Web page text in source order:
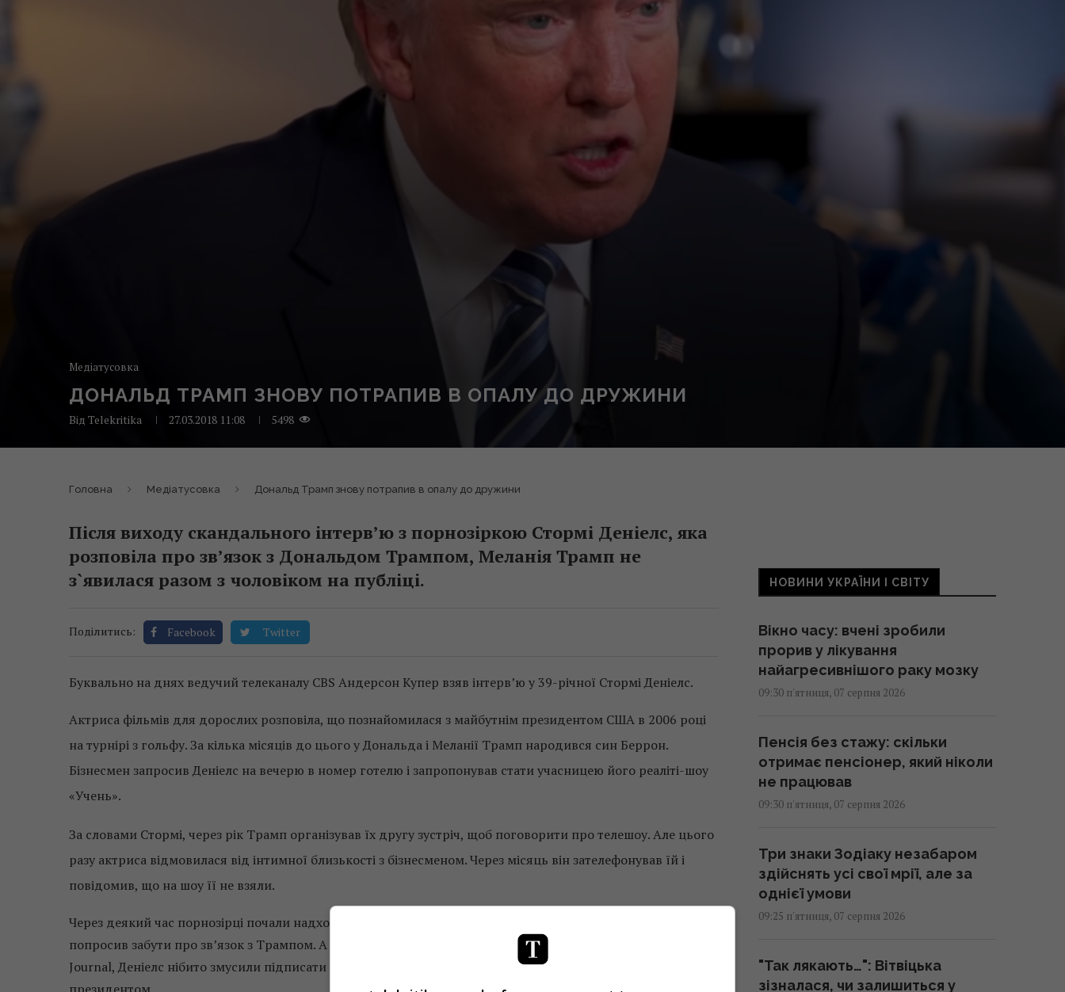
Медіатусовка
ДОНАЛЬД ТРАМП ЗНОВУ ПОТРАПИВ В ОПАЛУ ДО ДРУЖИНИ
Від Telekritika 27.03.2018 11:08 5498
Головна Медіатусовка Дональд Трамп знову потрапив в опалу до дружини
Після виходу скандального інтерв’ю з порнозіркою Стормі Деніелс, яка
розповіла про зв’язок з Дональдом Трампом, Меланія Трамп не
з`явилася разом з чоловіком на публіці.
Поділитись: Facebook Twitter
Буквально на днях ведучий телеканалу CBS Андерсон Купер взяв інтерв’ю у 39-річної Стормі Деніелс.
Актриса фільмів для дорослих розповіла, що познайомилася з майбутнім президентом США в 2006 році
на турнірі з гольфу. За кілька місяців до цього у Дональда і Меланії Трамп народився син Беррон.
Бізнесмен запросив Деніелс на вечерю в номер готелю і запропонував стати учасницею його реаліті-шоу
«Учень».
За словами Стормі, через рік Трамп організував їх другу зустріч, щоб поговорити про телешоу. Але цього
разу актриса відмовилася від інтимної близькості з бізнесменом. Через місяць він зателефонував їй і
повідомив, що на шоу її не взяли.
Через деякий час порнозірці почали надходити погрози. Невідомий чоловік підійшов до неї на парковці і
попросив забути про зв’язок з Трампом. А на початку 2018 року, коли вийшла публікація в The Wall Street
Journal, Деніелс нібито змусили підписати спростування інформації про сексуальний зв’язок з
НОВИНИ УКРАЇНИ І СВІТУ
Вікно часу: вчені зробили
прорив у лікування
найагресивнішого раку мозку
09:30 п'ятниця, 07 серпня 2026
Пенсія без стажу: скільки
отримає пенсіонер, який ніколи
не працював
09:30 п'ятниця, 07 серпня 2026
Три знаки Зодіаку незабаром
здійснять усі свої мрії, але за
однієї умови
09:25 п'ятниця, 07 серпня 2026
"Так лякають…": Вітвіцька
зізналася, чи залишиться у